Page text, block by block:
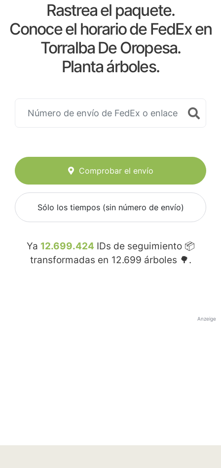
Rastrea el paquete.
Conoce el horario de FedEx en
Torralba De Oropesa.
Planta árboles.
Comprobar el envío
Sólo los tiempos (sin número de envío)
Ya 12.699.424 IDs de seguimiento 📦
transformadas en 12.699 árboles 🌳.
Anzeige